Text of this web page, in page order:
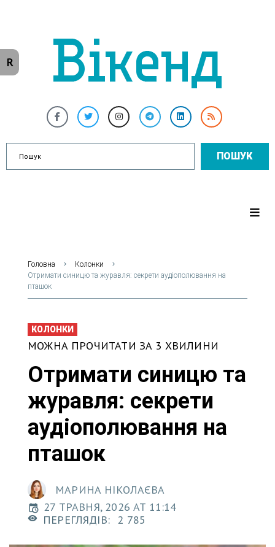
ПОШУК
Головна
Колонки
Отримати синицю та журавля: секрети аудіополювання на
пташок
КОЛОНКИ
МОЖНА ПРОЧИТАТИ ЗА 3 ХВИЛИНИ
Отримати синицю та
журавля: секрети
аудіополювання на
пташок
МАРИНА НІКОЛАЄВА
27 ТРАВНЯ, 2026 AT 11:14
ПЕРЕГЛЯДІВ: 2 785
R